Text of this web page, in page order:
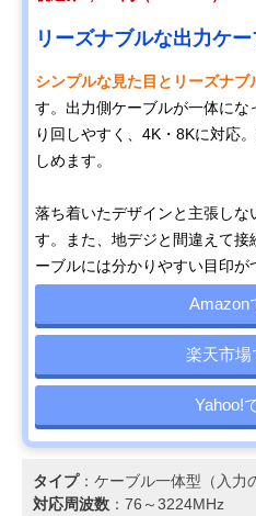
リーズナブルな出力ケ
シンプルな見た目とリーズナブ
す。出力側ケーブルが一体にな
り回しやすく、4K・8Kに対応
しめます。
落ち着いたデザインと主張し
す。また、地デジと間違えて接
ーブルには分かりやすい目印が
Amazon
楽天市場
Yahoo!
タイプ：ケーブル一体型（入力
対応周波数 ：76～3224MHz